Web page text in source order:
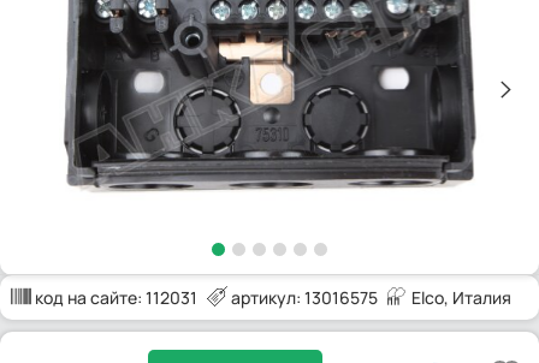
код на сайте: 112031 артикул: 13016575 Elco, Италия